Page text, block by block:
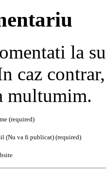
la
caz
multumim.
(required)
(Nu va fi publicat) (required)